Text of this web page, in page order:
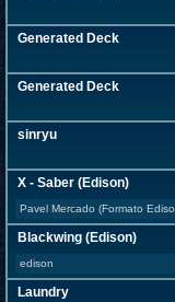
Generated Deck
Generated Deck
sinryu
X - Saber (Edison)
Pavel Mercado (Formato
Blackwing (Edison)
edison
Laundry